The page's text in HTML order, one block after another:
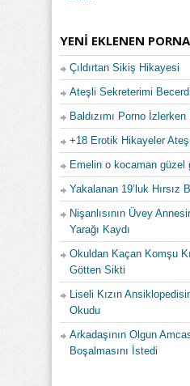
YENI EKLENEN
Çıldırtan Sikiş Hikayesi
Ateşli Sekreterimi
Baldızımı Porno İzlerken
+18 Erotik Hikayeler Ateş
Emelin o kocaman güzel
Yakalanan 19’luk Hırsız
Nişanlısının Üvey
Yarağı Kaydı
Okuldan Kaçan Komşu
Götten Sikti
Liseli Kızın
Okudu
Arkadaşının Olgun
Boşalmasını İstedi